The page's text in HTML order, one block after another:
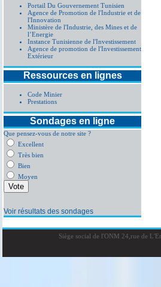
Portail Du Gouvernement Tunisien
Agence de Promotion de l'Industrie et de
l'Innovation
Ministère de l'Industrie, des Mines et de
l’Energie
Instance Tunisienne de l'Investissement
Agence de promotion de l'Investissement
Extérieur
Ressources en lignes
Code Minier
Prestations
Sondages en ligne
Que pensez-vous de notre site ?
Excellent
Très bien
Bien
Moyen
Voir résultats des sondages
Siège social de l'ONM 24,rue de